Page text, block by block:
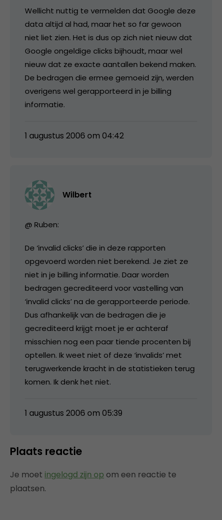
Wellicht nuttig te vermelden dat Google deze
data altijd al had, maar het so far gewoon
niet liet zien. Het is dus op zich niet nieuw dat
Google ongeldige clicks bijhoudt, maar wel
nieuw dat ze exacte aantallen bekend maken.
De bedragen die ermee gemoeid zijn, werden
overigens wel gerapporteerd in je billing
informatie.
1 augustus 2006 om 04:42
Wilbert
@ Ruben:
De ‘invalid clicks’ die in deze rapporten
opgevoerd worden niet berekend. Je ziet ze
niet in je billing informatie. Daar worden
bedragen gecrediteerd voor vastelling van
‘invalid clicks’ na de gerapporteerde periode.
Dus afhankelijk van de bedragen die je
gecrediteerd krijgt moet je er achteraf
misschien nog een paar tiende procenten bij
optellen. Ik weet niet of deze ‘invalids’ met
terugwerkende kracht in de statistieken terug
komen. Ik denk het niet.
1 augustus 2006 om 05:39
Plaats reactie
Je moet ingelogd zijn op om een reactie te
plaatsen.